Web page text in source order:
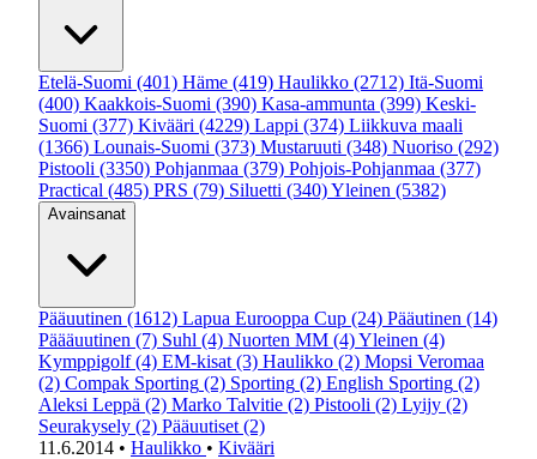
Etelä-Suomi (401) Häme (419) Haulikko (2712) Itä-Suomi
(400) Kaakkois-Suomi (390) Kasa-ammunta (399) Keski-
Suomi (377) Kivääri (4229) Lappi (374) Liikkuva maali
(1366) Lounais-Suomi (373) Mustaruuti (348) Nuoriso (292)
Pistooli (3350) Pohjanmaa (379) Pohjois-Pohjanmaa (377)
Practical (485) PRS (79) Siluetti (340)Yleinen (5382)
Avainsanat
Pääuutinen (1612) Lapua Eurooppa Cup (24) Pääutinen (14)
Päääuutinen (7) Suhl (4) Nuorten MM (4)Yleinen (4)
Kymppigolf (4) EM-kisat (3) Haulikko (2) Mopsi Veromaa
(2) Compak Sporting (2) Sporting (2) English Sporting (2)
Aleksi Leppä (2) Marko Talvitie (2) Pistooli (2) Lyijy (2)
Seurakysely (2) Pääuutiset (2)
11.6.2014 • Haulikko • Kivääri